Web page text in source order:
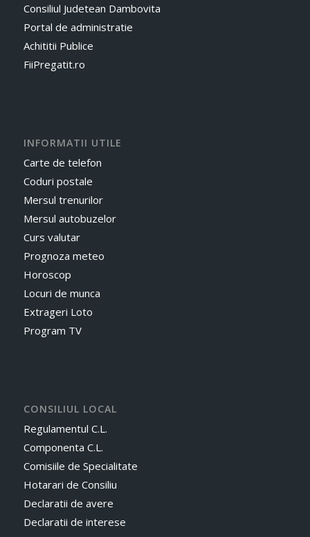
Consiliul Judetean Dambovita
Portal de administratie
Achititii Publice
FiiPregatit.ro
INFORMATII UTILE
Carte de telefon
Coduri postale
Mersul trenurilor
Mersul autobuzelor
Curs valutar
Prognoza meteo
Horoscop
Locuri de munca
Extrageri Loto
Program TV
CONSILIUL LOCAL
Regulamentul C.L.
Componenta C.L.
Comisiile de Specialitate
Hotarari de Consiliu
Declaratii de avere
Declaratii de interese